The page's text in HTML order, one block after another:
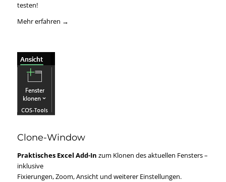
testen!
Mehr erfahren →
Clone-Window
Praktisches Excel Add-In zum Klonen des aktuellen Fensters –
inklusive
Fixierungen, Zoom, Ansicht und weiterer Einstellungen.